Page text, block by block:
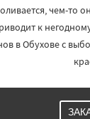
чем-то
к
в Обухове с